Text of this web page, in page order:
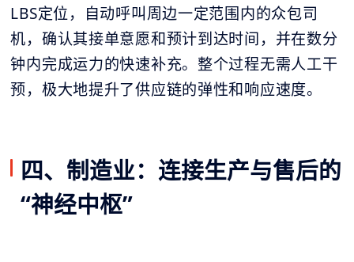
LBS定位，自动呼叫周边一定范围内的众包司
机，确认其接单意愿和预计到达时间，并在数分
钟内完成运力的快速补充。整个过程无需人工干
预，极大地提升了供应链的弹性和响应速度。
四、制造业：连接生产与售后的
“神经中枢”